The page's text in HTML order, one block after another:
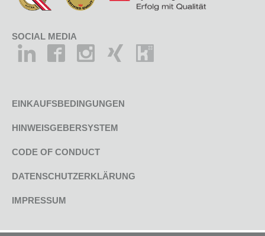
SOCIAL MEDIA
EINKAUFSBEDINGUNGEN
HINWEISGEBERSYSTEM
CODE OF CONDUCT
DATENSCHUTZERKLÄRUNG
IMPRESSUM